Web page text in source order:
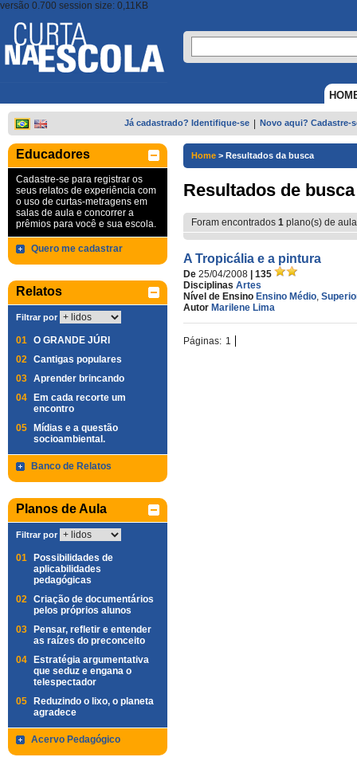
versão 0.700 session size: 0,11KB
Já cadastrado? Identifique-se Novo aqui? Cadastre-
Educadores
Cadastre-se para registrar os
seus relatos de experiência com
o uso de curtas-metragens em
salas de aula e concorrer a
prêmios para você e sua escola.
Quero me cadastrar
Relatos
Filtrar por
01 O GRANDE JÚRI
02 Cantigas populares
03 Aprender brincando
04
Em cada recorte um
encontro
05
Mídias e a questão
socioambiental.
Banco de Relatos
Planos de Aula
Filtrar por
01
Possibilidades de
aplicabilidades
pedagógicas
02 Criação de documentários
pelos próprios alunos
03
Pensar, refletir e entender
as raízes do preconceito
04
Estratégia argumentativa
que seduz e engana o
telespectador
05
Reduzindo o lixo, o planeta
agradece
Acervo Pedagógico
Home > Resultados da busca
Resultados de busca
Foram encontrados 1 plano(s) de
A Tropicália e a pintura
De 25/04/2008
| 135
Disciplinas Artes
Nível de Ensino Ensino Médio,
Autor Marilene Lima
Páginas: 1